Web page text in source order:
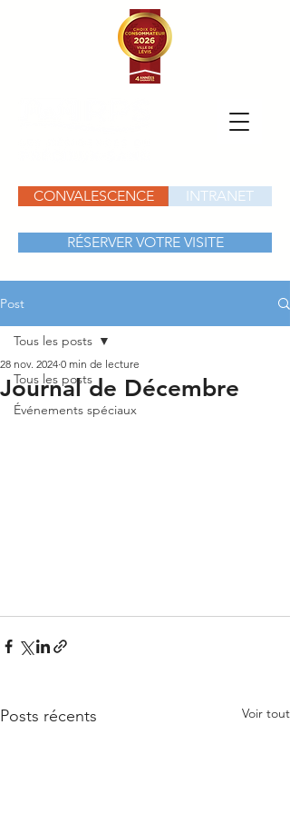
RÉSERVER VOTRE VISITE
CONVALESCENCE INTRANET
Post
Tous les posts
Événements spéciaux
Tous les posts
Journal de Décembre
28 nov. 2024 0 min de lecture
Posts récents Voir tout